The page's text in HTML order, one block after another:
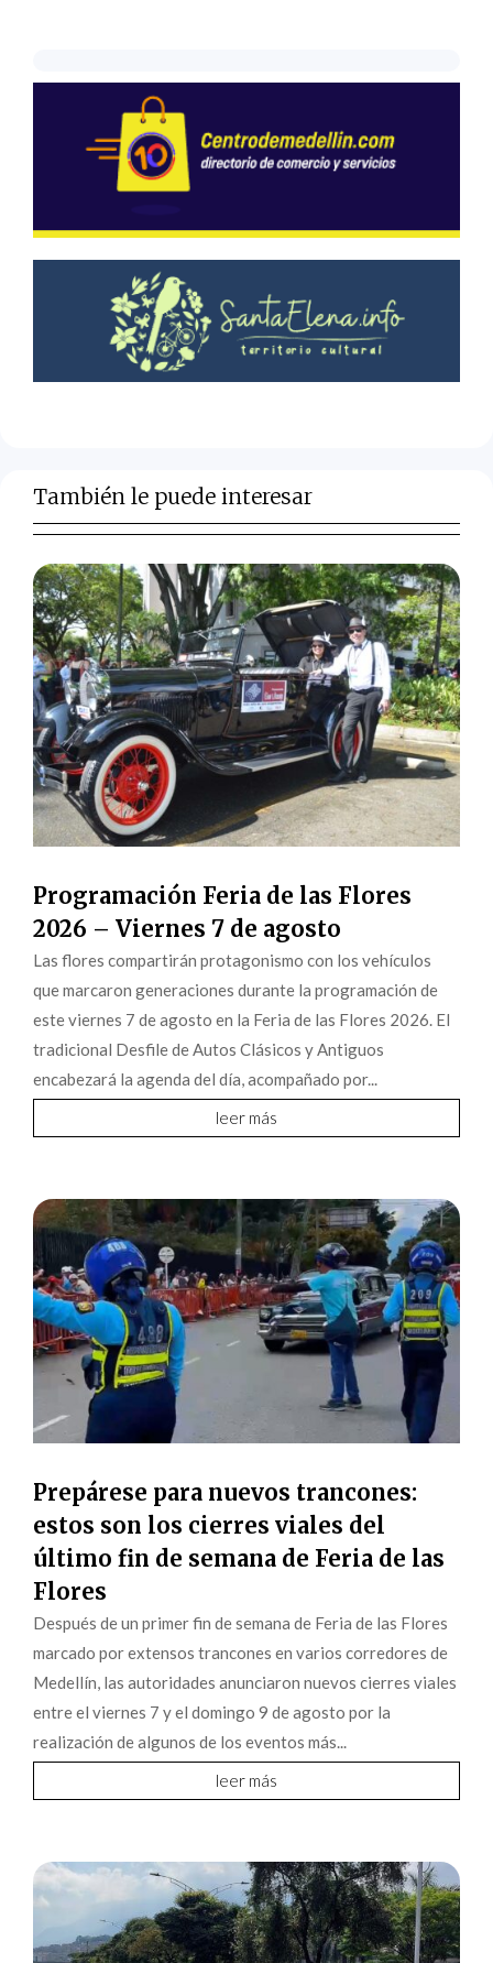
También le puede interesar
Programación Feria de las Flores
2026 – Viernes 7 de agosto
Las flores compartirán protagonismo con los vehículos
que marcaron generaciones durante la programación de
este viernes 7 de agosto en la Feria de las Flores 2026. El
tradicional Desfile de Autos Clásicos y Antiguos
encabezará la agenda del día, acompañado por...
leer más
Prepárese para nuevos trancones:
estos son los cierres viales del
último fin de semana de Feria de las
Flores
Después de un primer fin de semana de Feria de las Flores
marcado por extensos trancones en varios corredores de
Medellín, las autoridades anunciaron nuevos cierres viales
entre el viernes 7 y el domingo 9 de agosto por la
realización de algunos de los eventos más...
leer más